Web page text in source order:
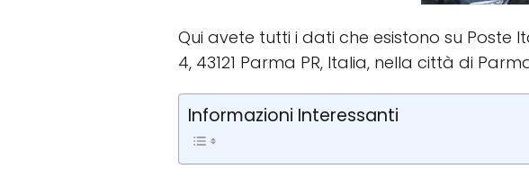
Qui avete tutti i dati che esistono su Poste
4, 43121 Parma PR, Italia, nella città di
Informazioni Interessanti